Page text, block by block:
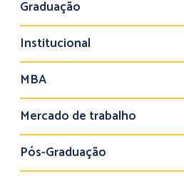
Graduação
Institucional
MBA
Mercado de trabalho
Pós-Graduação